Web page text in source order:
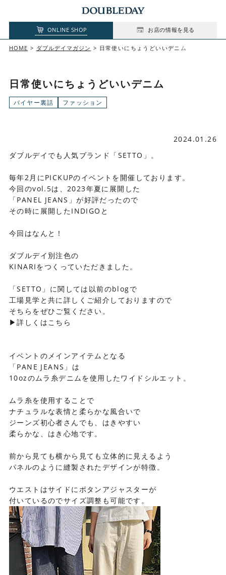
ONLINE SHOP お店の情報を見る
HOME ダブルデイマガジン 日常使いにちょうどいいデニム
日常使いにちょうどいいデニム
バイヤー裏話 ファッション
2024.01.26
ダブルデイでも人気ブランド「SETTO」。
毎年2月にPICKUPのイベントを開催しております。
今回のvol.5は、2023年夏に展開した
「PANEL JEANS」が好評だったので
その時に展開したINDIGOと
今回はなんと！
ダブルデイ別注色の
KINARIをつくっていただきました。
「SETTO」に関しては以前のblogで
工場見学と共に詳しくご紹介しておりますので
そちらをぜひご覧ください。
▶詳しくはこちら
イベントのメインアイテムとなる
「PANE JEANS」は
10ozのムラ糸デニムを使用したワイドシルエット。
ムラ糸を使用することで
ナチュラルな表情と柔らかな風合いで
ジーンズ初心者さんでも、はきやすい
柔らかな、はき心地です。
前から見ても横から見ても立体的に見えるよう
パネルのように縫製されたデザインが特徴。
ウエストはサイドにボタンアジャスターが
付いているのでサイズ調整も可能です。